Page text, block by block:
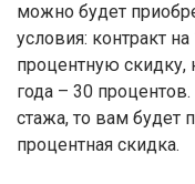
можно будет
условия: контракт
процентную скидку,
года – 30
стажа, то вам будет
процентная скидка.